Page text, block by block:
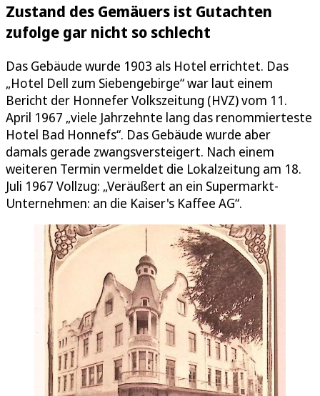
Zustand des Gemäuers ist Gutachten
zufolge gar nicht so schlecht
Das Gebäude wurde 1903 als Hotel errichtet. Das
„Hotel Dell zum Siebengebirge“ war laut einem
Bericht der Honnefer Volkszeitung (HVZ) vom 11.
April 1967 „viele Jahrzehnte lang das renommierteste
Hotel Bad Honnefs“. Das Gebäude wurde aber
damals gerade zwangsversteigert. Nach einem
weiteren Termin vermeldet die Lokalzeitung am 18.
Juli 1967 Vollzug: „Veräußert an ein Supermarkt-
Unternehmen: an die Kaiser's Kaffee AG“.